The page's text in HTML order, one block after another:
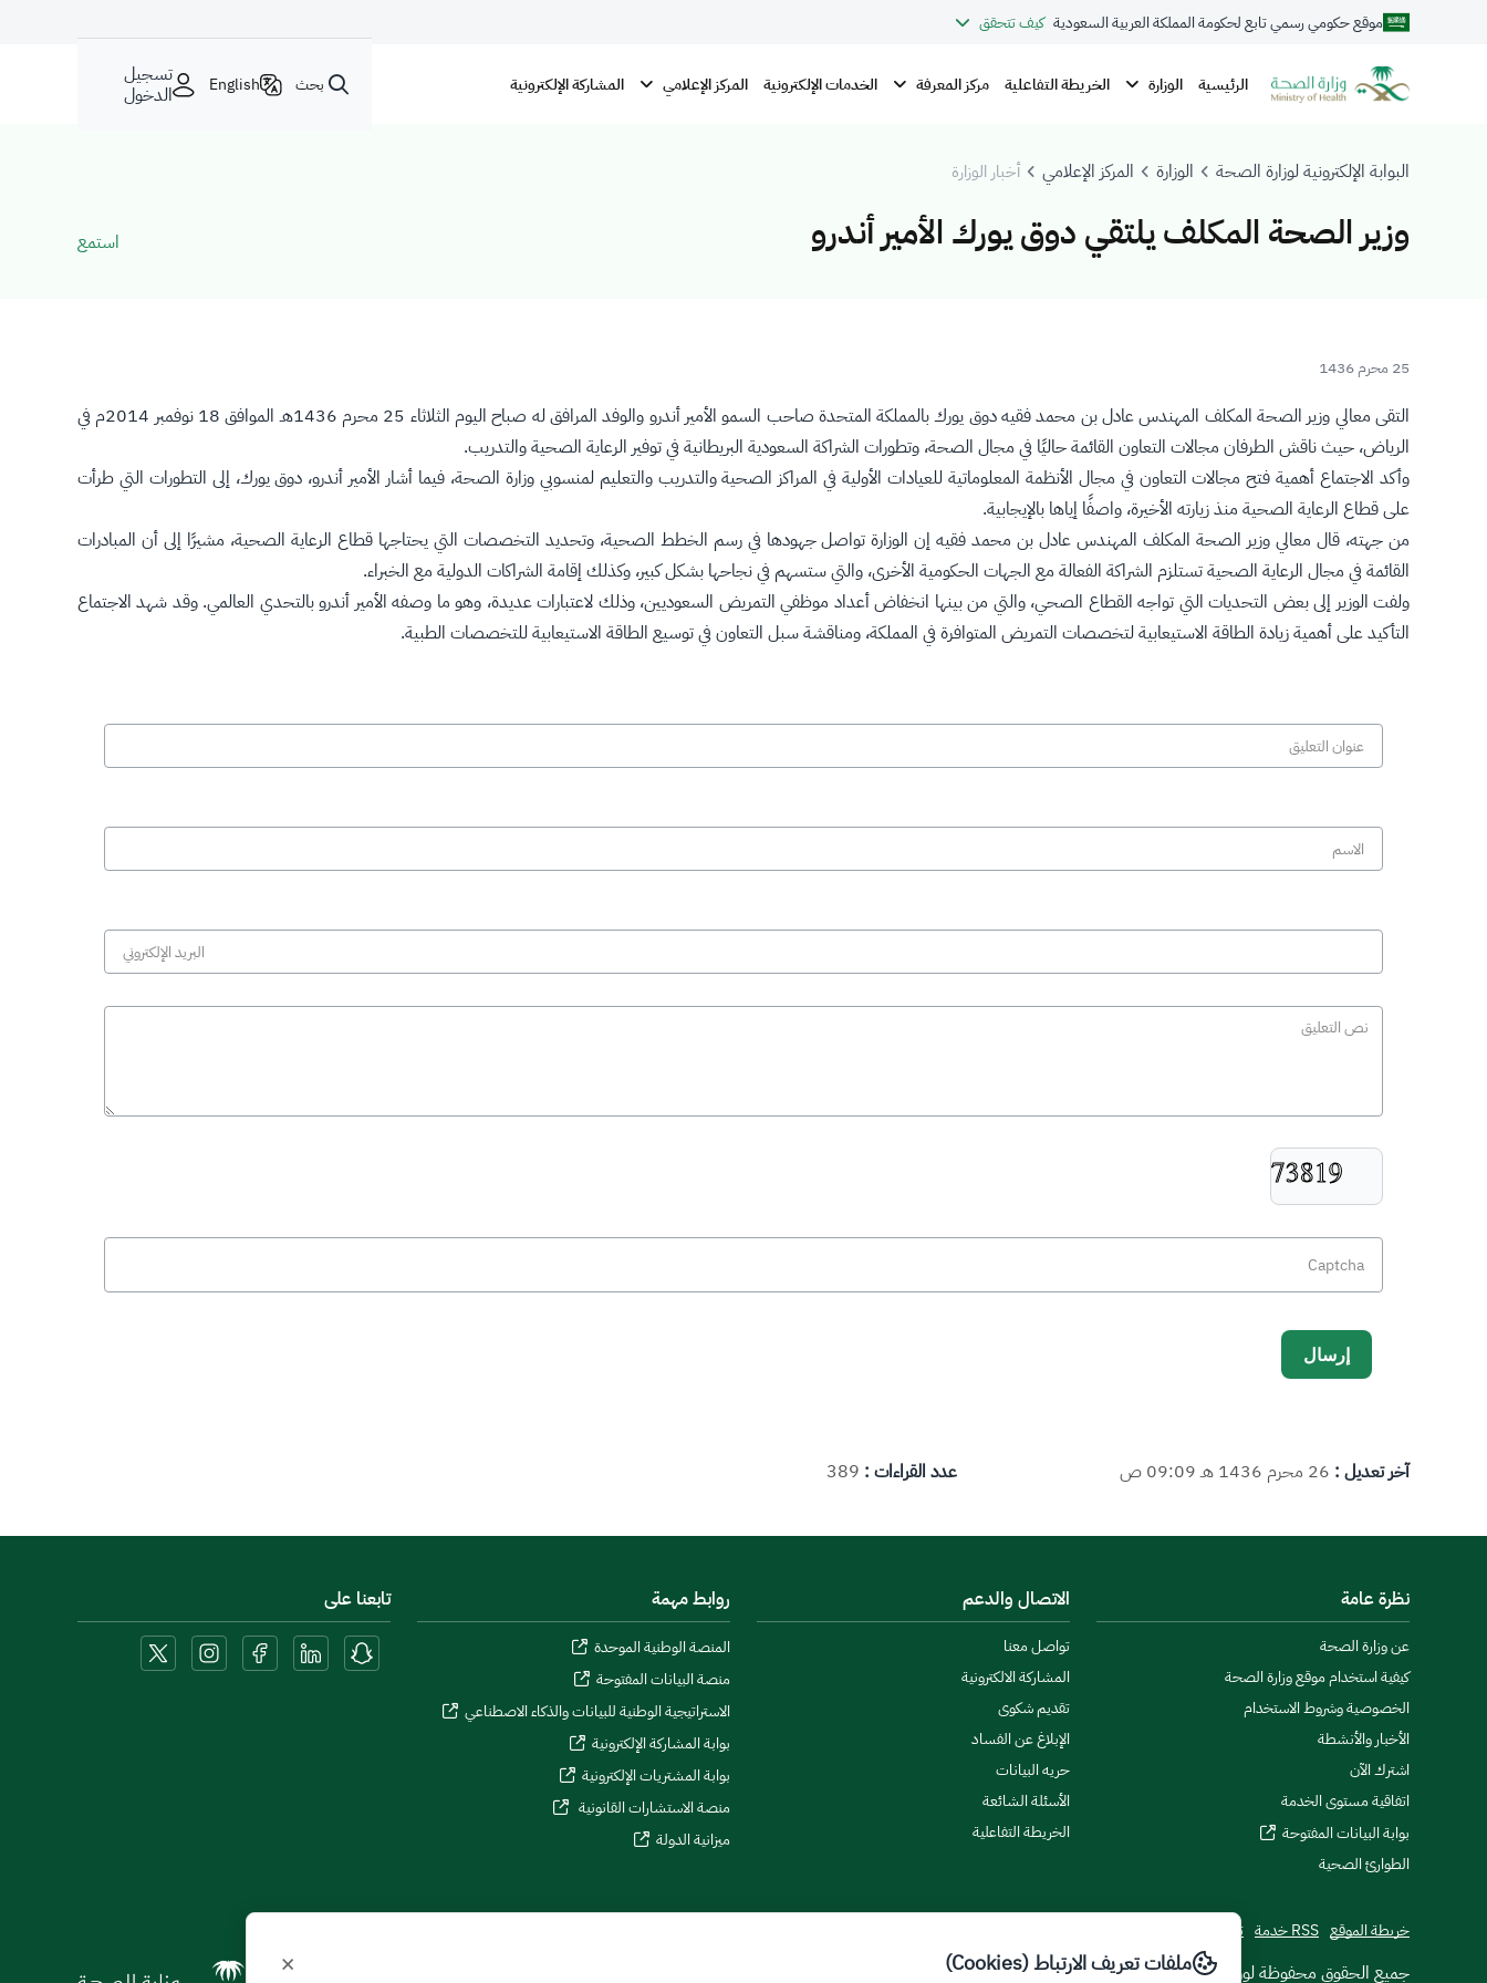
موقع حكومي رسمي تابع لحكومة المملكة العربية السعودية كيف تتحقق
الرئيسية الوزارة الخريطة التفاعلية مركز المعرفة الخدمات الإلكترونية المركز الإعلامي المشاركة الإلكترونية بحث English تسجيل
الدخول
البوابة الإلكترونية لوزارة الصحة الوزارة المركز الإعلامي أخبار الوزارة
وزير الصحة المكلف يلتقي دوق يورك الأمير أندرو استمع
25 محرم 1436
التقى معالي وزير الصحة المكلف المهندس عادل بن محمد فقيه دوق يورك بالمملكة المتحدة صاحب السمو الأمير أندرو والوفد المرافق له صباح اليوم الثلاثاء 25 محرم 1436هـ الموافق 18 نوفمبر 2014م في
الرياض، حيث ناقش الطرفان مجالات التعاون القائمة حاليًا في مجال الصحة، وتطورات الشراكة السعودية البريطانية في توفير الرعاية الصحية والتدريب.
وأكد الاجتماع أهمية فتح مجالات التعاون في مجال الأنظمة المعلوماتية للعيادات الأولية في المراكز الصحية والتدريب والتعليم لمنسوبي وزارة الصحة، فيما أشار الأمير أندرو، دوق يورك، إلى التطورات التي طرأت
على قطاع الرعاية الصحية منذ زيارته الأخيرة، واصفًا إياها بالإيجابية.
من جهته، قال معالي وزير الصحة المكلف المهندس عادل بن محمد فقيه إن الوزارة تواصل جهودها في رسم الخطط الصحية، وتحديد التخصصات التي يحتاجها قطاع الرعاية الصحية، مشيرًا إلى أن المبادرات
القائمة في مجال الرعاية الصحية تستلزم الشراكة الفعالة مع الجهات الحكومية الأخرى، والتي ستسهم في نجاحها بشكل كبير، وكذلك إقامة الشراكات الدولية مع الخبراء.
ولفت الوزير إلى بعض التحديات التي تواجه القطاع الصحي، والتي من بينها انخفاض أعداد موظفي التمريض السعوديين، وذلك لاعتبارات عديدة، وهو ما وصفه الأمير أندرو بالتحدي العالمي. وقد شهد الاجتماع
التأكيد على أهمية زيادة الطاقة الاستيعابية لتخصصات التمريض المتوافرة في المملكة، ومناقشة سبل التعاون في توسيع الطاقة الاستيعابية للتخصصات الطبية.
آخر تعديل : 26 محرم 1436 هـ 09:09 ص عدد القراءات : 389
نظرة عامة
عن وزارة الصحة
كيفية استخدام موقع وزارة الصحة
الخصوصية وشروط الاستخدام
الأخبار والأنشطة
اشترك الآن
اتفاقية مستوى الخدمة
بوابة البيانات المفتوحة
الطوارئ الصحية
الاتصال والدعم
تواصل معنا
المشاركة الالكترونية
تقديم شكوى
الإبلاغ عن الفساد
حريه البيانات
الأسئلة الشائعة
الخريطة التفاعلية
روابط مهمة
المنصة الوطنية الموحدة
منصة البيانات المفتوحة
الاستراتيجية الوطنية للبيانات والذكاء الاصطناعي
بوابة المشاركة الإلكترونية
بوابة المشتريات الإلكترونية
منصة الاستشارات القانونية
ميزانية الدولة
تابعنا على
خريطة الموقع RSS خدمة تطبيقات الجوال
© جميع الحقوق محفوظة لوزارة الصحة2026
ملفات تعريف الارتباط (Cookies) ×